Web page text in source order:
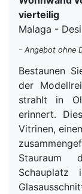
vierteilig
Malaga -
- Angebot ohne
Bestaunen
der
strahlt in
erinnert.
Vitrinen,
Stauraum